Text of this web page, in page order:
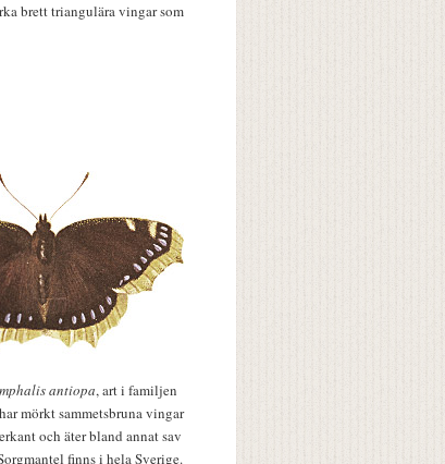
brett triangulära vingar som
antiopa, art i familjen
mörkt sammetsbruna vingar
och äter bland annat sav
finns i hela Sverige.